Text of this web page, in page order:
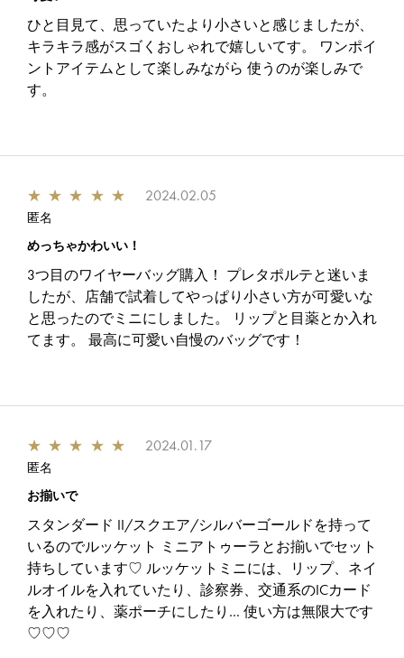
ひと目見て、思っていたより小さいと感じましたが、
キラキラ感がスゴくおしゃれで嬉しいてす。 ワンポイ
ントアイテムとして楽しみながら 使うのが楽しみで
す。
★ ★ ★ ★ ★ 2024.02.05
匿名
めっちゃかわいい！
3つ目のワイヤーバッグ購入！ プレタポルテと迷いま
したが、店舗で試着してやっぱり小さい方が可愛いな
と思ったのでミニにしました。 リップと目薬とか入れ
てます。 最高に可愛い自慢のバッグです！
★ ★ ★ ★ ★ 2024.01.17
匿名
お揃いで
スタンダード II/スクエア/シルバーゴールドを持って
いるのでルッケット ミニアトゥーラとお揃いでセット
持ちしています♡ ルッケットミニには、リップ、ネイ
ルオイルを入れていたり、診察券、交通系のICカード
を入れたり、薬ポーチにしたり… 使い方は無限大です
♡♡♡